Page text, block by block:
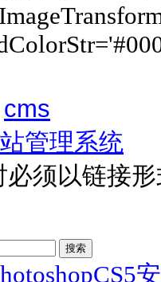
cms
管理系统
须以链接